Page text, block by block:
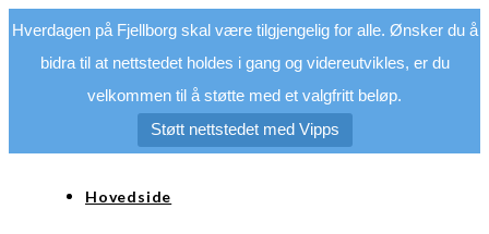
Hverdagen på Fjellborg skal være tilgjengelig for alle. Ønsker du å
bidra til at nettstedet holdes i gang og videreutvikles, er du
velkommen til å støtte med et valgfritt beløp.
Støtt nettstedet med Vipps
Hovedside